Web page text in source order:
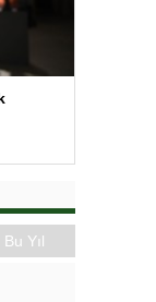
Bu Yıl